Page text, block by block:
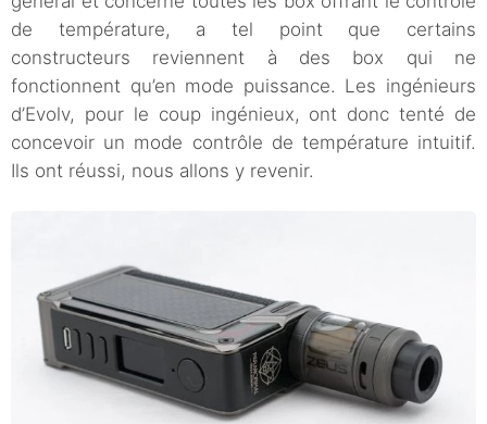
de température, a tel point que certains
constructeurs reviennent à des box qui ne
fonctionnent qu’en mode puissance. Les ingénieurs
d’Evolv, pour le coup ingénieux, ont donc tenté de
concevoir un mode contrôle de température intuitif.
Ils ont réussi, nous allons y revenir.